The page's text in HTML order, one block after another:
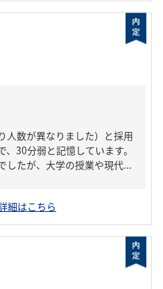
人数が異なりました）と採用
30分弱と記憶しています。
したが、大学の授業や現代...
細はこちら